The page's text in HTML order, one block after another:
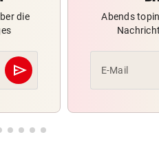
die
send
Abschicken
Abends
E-Mail